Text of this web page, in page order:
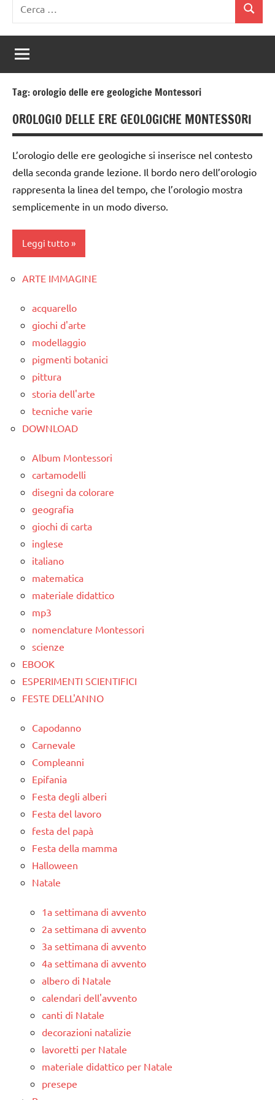
per:
Cerca
Tag:orologio delle ere geologiche Montessori
OROLOGIO DELLE ERE GEOLOGICHE MONTESSORI
L’orologio delle ere geologiche si inserisce nel contesto
della seconda grande lezione. Il bordo nero dell’orologio
rappresenta la linea del tempo, che l’orologio mostra
semplicemente in un modo diverso.
Leggi tutto
dai
anni
DOWNLOAD
EDUCAZIONE
COSMICA
GUIDA
DIDATTICA
MONTESSORI
del
passato
Preistoria
materiale
didattico
nomenclature
Montessori
STORIA
TUTTI GLI
ARGOMENTI
PER ETA'
ARTICOLI
ARTE IMMAGINE
acquarello
giochi d'arte
modellaggio
pigmenti botanici
pittura
storia dell'arte
tecniche varie
DOWNLOAD
Album Montessori
cartamodelli
disegni da colorare
geografia
giochi di carta
inglese
italiano
matematica
materiale didattico
mp3
nomenclature Montessori
scienze
EBOOK
ESPERIMENTI SCIENTIFICI
FESTE DELL'ANNO
Capodanno
Carnevale
Compleanni
Epifania
Festa degli alberi
Festa del lavoro
festa del papà
Festa della mamma
Halloween
Natale
1a settimana di avvento
2a settimana di avvento
3a settimana di avvento
4a settimana di avvento
albero di Natale
calendari dell'avvento
canti di Natale
decorazioni natalizie
lavoretti per Natale
materiale didattico per Natale
presepe